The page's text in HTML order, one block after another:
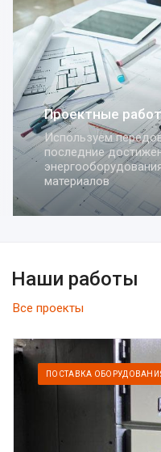
для
Все проекты
Наши работы
ПОСТАВКА